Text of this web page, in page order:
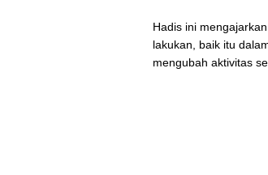
Hadis ini
lakukan, baik itu
mengubah aktivitas